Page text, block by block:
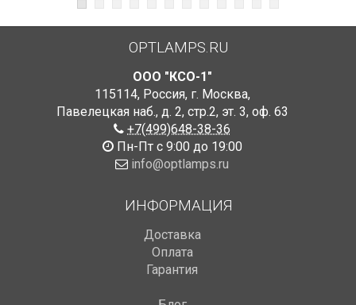
OPTLAMPS.RU
ООО "КСО-1"
115114, Россия, г. Москва,
Павелецкая наб., д. 2, стр.2, эт. 3, оф. 63
+7(499)648-38-36
Пн-Пт с 9:00 до 19:00
info@optlamps.ru
ИНФОРМАЦИЯ
Доставка
Оплата
Гарантия